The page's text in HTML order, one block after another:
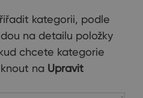
kategorii, podle
na detailu položky
chcete kategorie
na Upravit